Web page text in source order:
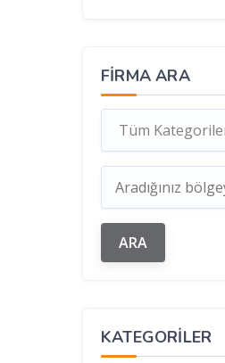
FIRMA ARA
KATEGORILER